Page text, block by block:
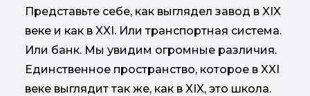
Представьте себе, как выглядел завод в XIX
веке и как в XXI. Или транспортная система.
Или банк. Мы увидим огромные различия.
Единственное пространство, которое в XXI
веке выглядит так же, как в XIX, это школа.